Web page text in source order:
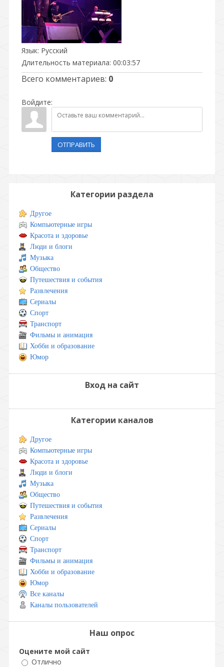
Язык: Русский
Длительность материала: 00:03:57
Всего комментариев: 0
Войдите:
ОТПРАВИТЬ
Категории раздела
Другое
Компьютерные игры
Красота и здоровье
Люди и блоги
Музыка
Общество
Путешествия и события
Развлечения
Сериалы
Спорт
Транспорт
Фильмы и анимация
Хобби и образование
Юмор
Вход на сайт
Категории каналов
Другое
Компьютерные игры
Красота и здоровье
Люди и блоги
Музыка
Общество
Путешествия и события
Развлечения
Сериалы
Спорт
Транспорт
Фильмы и анимация
Хобби и образование
Юмор
Все каналы
Каналы пользователей
Наш опрос
Оцените мой сайт
Отлично